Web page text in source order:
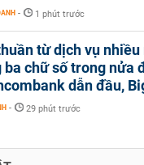
- 1 phút trước
từ dịch vụ nhiều
ba chữ số trong nửa
dẫn đầu,
- 29 phút trước